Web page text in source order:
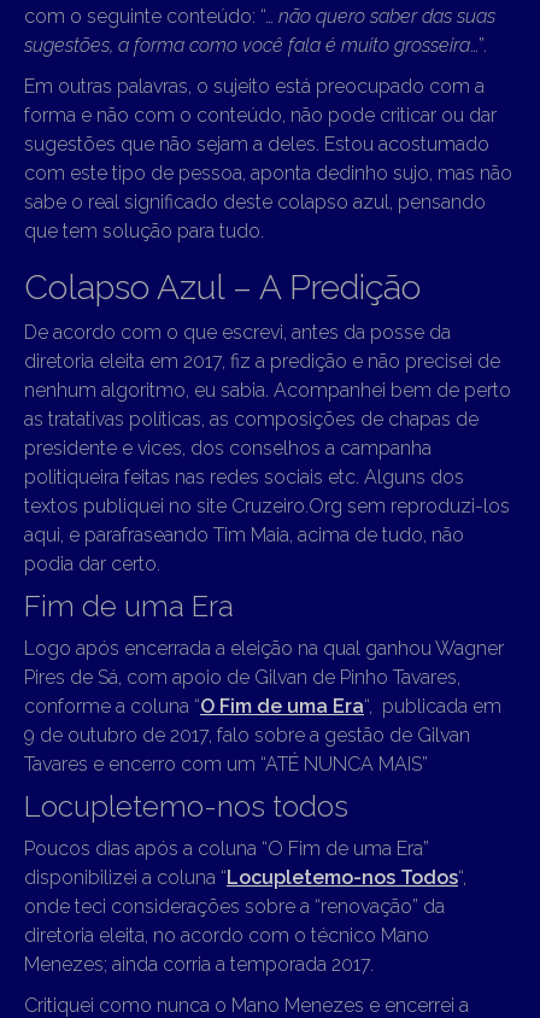
com o seguinte conteúdo: “… não quero saber das suas
sugestões, a forma como você fala é muito grosseira …”.
Em outras palavras, o sujeito está preocupado com a
forma e não com o conteúdo, não pode criticar ou dar
sugestões que não sejam a deles. Estou acostumado
com este tipo de pessoa, aponta dedinho sujo, mas não
sabe o real significado deste colapso azul, pensando
que tem solução para tudo.
Colapso Azul – A Predição
De acordo com o que escrevi, antes da posse da
diretoria eleita em 2017, fiz a predição e não precisei de
nenhum algoritmo, eu sabia. Acompanhei bem de perto
as tratativas políticas, as composições de chapas de
presidente e vices, dos conselhos a campanha
politiqueira feitas nas redes sociais etc. Alguns dos
textos publiquei no site Cruzeiro.Org sem reproduzi-los
aqui, e parafraseando Tim Maia, acima de tudo, não
podia dar certo.
Fim de uma Era
Logo após encerrada a eleição na qual ganhou Wagner
Pires de Sá, com apoio de Gilvan de Pinho Tavares,
conforme a coluna “O Fim de uma Era“, publicada em
9 de outubro de 2017, falo sobre a gestão de Gilvan
Tavares e encerro com um “ATÉ NUNCA MAIS”
Locupletemo-nos todos
Poucos dias após a coluna “O Fim de uma Era”
disponibilizei a coluna “Locupletemo-nos Todos“,
onde teci considerações sobre a “renovação” da
diretoria eleita, no acordo com o técnico Mano
Menezes; ainda corria a temporada 2017.
Critiquei como nunca o Mano Menezes e encerrei a